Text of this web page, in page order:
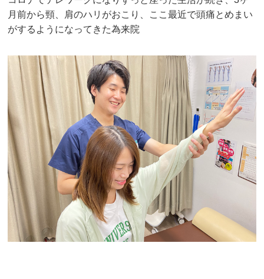
月前から頸、肩のハリがおこり、ここ最近で頭痛とめまい
がするようになってきた為来院